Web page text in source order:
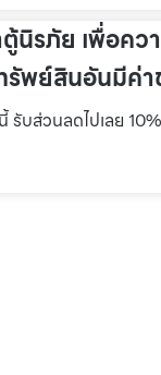
ตู้นิรภัย เพื่อคว
พย์สินอันมีค่
รับส่วนลดไปเลย 10%